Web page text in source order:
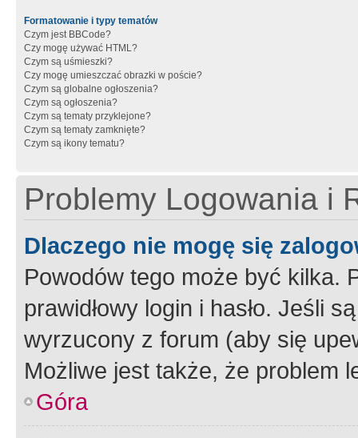
Formatowanie i typy tematów
Czym jest BBCode?
Czy mogę używać HTML?
Czym są uśmieszki?
Czy mogę umieszczać obrazki w poście?
Czym są globalne ogłoszenia?
Czym są ogłoszenia?
Czym są tematy przyklejone?
Czym są tematy zamknięte?
Czym są ikony tematu?
Problemy Logowania i
Dlaczego nie mogę się
Powodów tego może być kilka.
prawidłowy login i hasło. Jeśli
wyrzucony z forum (aby się
Możliwe jest także, że problem
Góra